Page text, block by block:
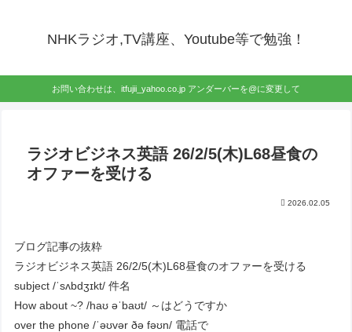
NHKラジオ,TV講座、Youtube等で勉強！
お問い合わせは、itfujii_yahoo.co.jp アンダーバーを@に変更して
ラジオビジネス英語 26/2/5(木)L68昼食の
オファーを受ける
2026.02.05
ブログ記事の抜粋
ラジオビジネス英語 26/2/5(木)L68昼食のオファーを受ける
subject /ˈsʌbdʒɪkt/ 件名
How about ~? /haʊ əˈbaʊt/ ～はどうですか
over the phone /ˈəʊvər ðə fəʊn/ 電話で